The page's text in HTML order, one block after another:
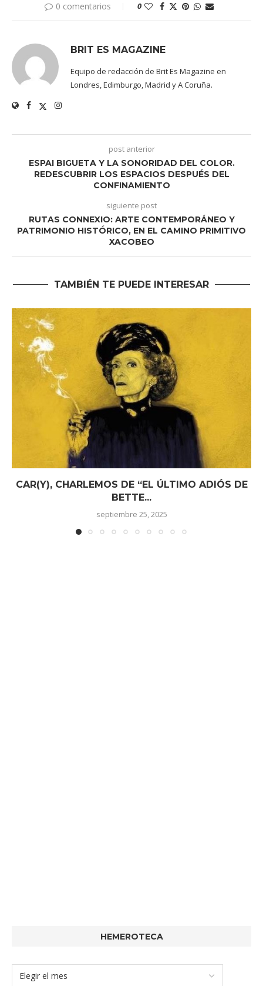
0 comentarios 0
BRIT ES MAGAZINE
Equipo de redacción de Brit Es Magazine en
Londres, Edimburgo, Madrid y A Coruña.
post anterior
ESPAI BIGUETA Y LA SONORIDAD DEL COLOR.
REDESCUBRIR LOS ESPACIOS DESPUÉS DEL
CONFINAMIENTO
siguiente post
RUTAS CONNEXIO: ARTE CONTEMPORÁNEO Y
PATRIMONIO HISTÓRICO, EN EL CAMINO PRIMITIVO
XACOBEO
TAMBIÉN TE PUEDE INTERESAR
CAR(Y), CHARLEMOS DE “EL ÚLTIMO ADIÓS DE
BETTE...
septiembre 25, 2025
HEMEROTECA